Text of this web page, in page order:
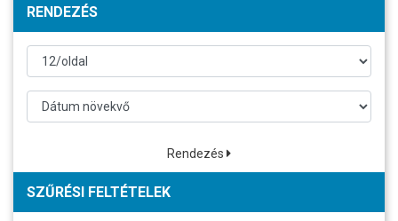
RENDEZÉS
Rendezés
SZŰRÉSI FELTÉTELEK